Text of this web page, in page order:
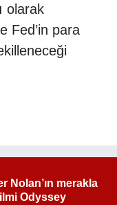
olarak
Fed’in para
Nolan’ın merakla
Odyssey